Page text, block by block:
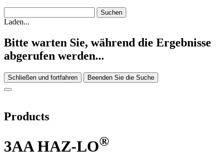
Laden...
Bitte warten Sie, während die Ergebnisse
abgerufen werden...
Schließen und fortfahren Beenden Sie die Suche
Products
3AA HAZ-LO®